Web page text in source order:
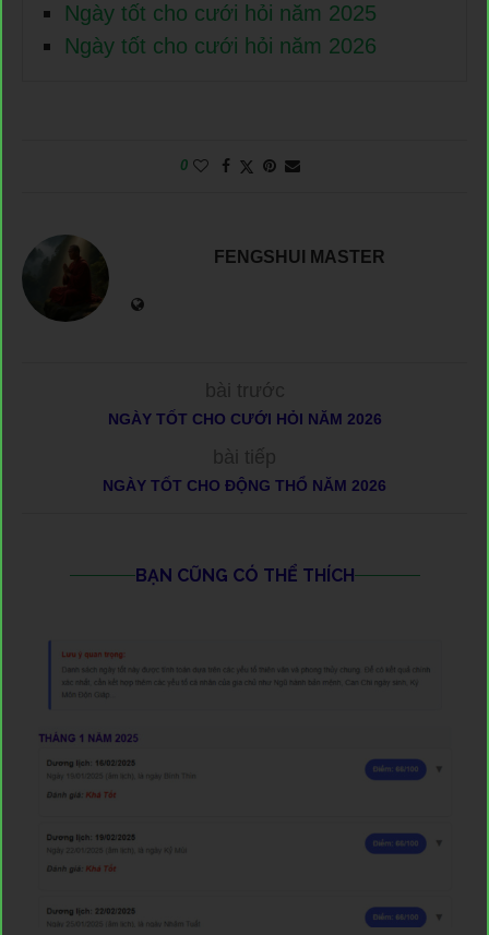
Ngày tốt cho cưới hỏi năm 2025
Ngày tốt cho cưới hỏi năm 2026
0
FENGSHUI MASTER
bài trước
NGÀY TỐT CHO CƯỚI HỎI NĂM 2026
bài tiếp
NGÀY TỐT CHO ĐỘNG THỔ NĂM 2026
BẠN CŨNG CÓ THỂ THÍCH